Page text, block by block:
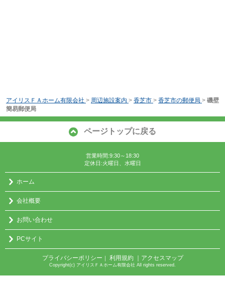
アイリスＦＡホーム有限会社 > 周辺施設案内 > 香芝市 > 香芝市の郵便局 > 磯壁
簡易郵便局
ページトップに戻る
営業時間:9:30～18:30
定休日:火曜日、水曜日
ホーム
会社概要
お問い合わせ
PCサイト
プライバシーポリシー ｜ 利用規約 ｜アクセスマップ
Copyright(c) アイリスＦＡホーム有限会社 All rights reserved.